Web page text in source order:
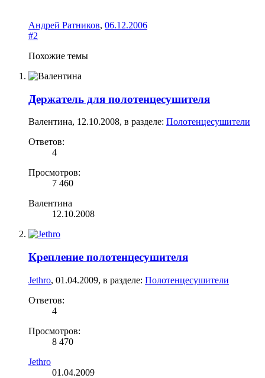
Андрей Ратников, 06.12.2006
#2
Похожие темы
Держатель для полотенцесушителя
Валентина, 12.10.2008, в разделе: Полотенцесушители
Ответов:
4
Просмотров:
7 460
Валентина
12.10.2008
Крепление полотенцесушителя
Jethro, 01.04.2009, в разделе: Полотенцесушители
Ответов:
4
Просмотров:
8 470
Jethro
01.04.2009